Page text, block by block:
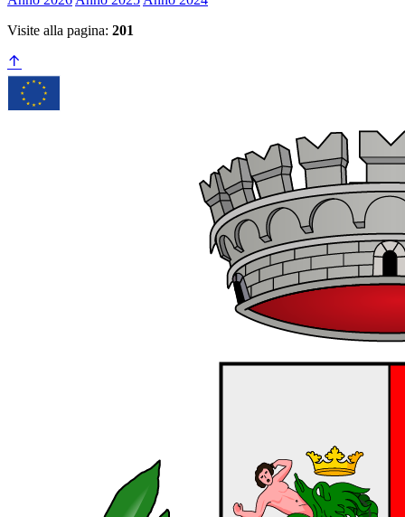
Visite alla pagina: 201